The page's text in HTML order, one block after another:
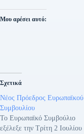
Μου αρέσει αυτό:
Σχετικά
Νέος Πρόεδρος Ευρωπαϊκού
Συμβουλίου
Το Ευρωπαϊκό Συμβούλιο
εξέλεξε την Τρίτη 2 Ιουλίου